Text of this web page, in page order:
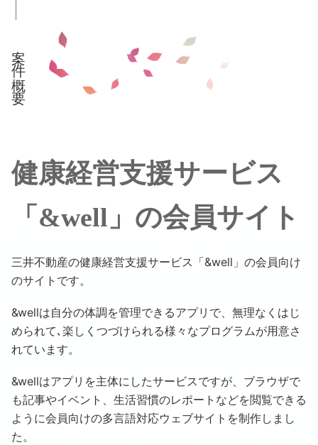
案件概要
健康経営支援サービス
「&well」の会員サイト
三井不動産の健康経営支援サービス「&well」の会員向け
のサイトです。
&wellは自分の体調を管理できるアプリで、無理なくはじ
められて､楽しくつづけられる様々なプログラムが用意さ
れています。
&wellはアプリを主体にしたサービスですが、ブラウザで
も記事やイベント、生活習慣のレポートなどを閲覧できる
ように会員向けの多言語対応ウェブサイトを制作しまし
た。